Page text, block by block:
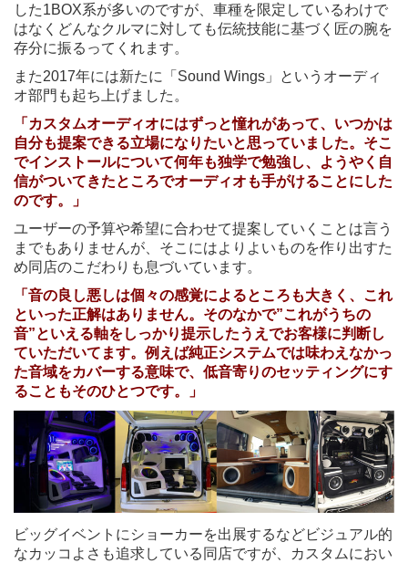
した1BOX系が多いのですが、車種を限定しているわけで
はなくどんなクルマに対しても伝統技能に基づく匠の腕を
存分に振るってくれます。
また2017年には新たに「Sound Wings」というオーディ
オ部門も起ち上げました。
「カスタムオーディオにはずっと憧れがあって、いつかは
自分も提案できる立場になりたいと思っていました。そこ
でインストールについて何年も独学で勉強し、ようやく自
信がついてきたところでオーディオも手がけることにした
のです。」
ユーザーの予算や希望に合わせて提案していくことは言う
までもありませんが、そこにはよりよいものを作り出すた
め同店のこだわりも息づいています。
「音の良し悪しは個々の感覚によるところも大きく、これ
といった正解はありません。そのなかで”これがうちの
音”といえる軸をしっかり提示したうえでお客様に判断し
ていただいてます。例えば純正システムでは味わえなかっ
た音域をカバーする意味で、低音寄りのセッティングにす
ることもそのひとつです。」
ビッグイベントにショーカーを出展するなどビジュアル的
なカッコよさも追求している同店ですが、カスタムにおい